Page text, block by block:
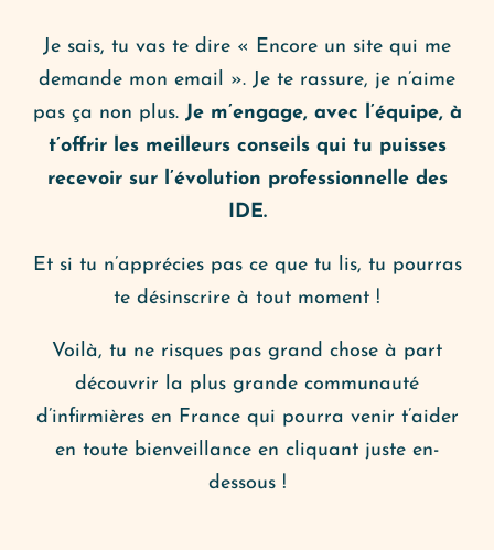
Je sais, tu vas te dire « Encore un site qui me
demande mon email ». Je te rassure, je n’aime
pas ça non plus. Je m’engage, avec l’équipe, à
t’offrir les meilleurs conseils qui tu puisses
recevoir sur l’évolution professionnelle des
IDE.
Et si tu n’apprécies pas ce que tu lis, tu pourras
te désinscrire à tout moment !
Voilà, tu ne risques pas grand chose à part
découvrir la plus grande communauté
d’infirmières en France qui pourra venir t’aider
en toute bienveillance en cliquant juste en-
dessous !